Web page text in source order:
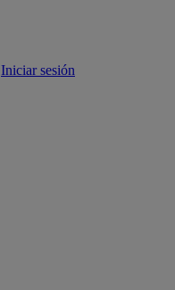
Iniciar sesión